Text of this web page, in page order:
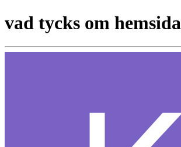
vad tycks om hemsida